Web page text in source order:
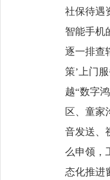
社保待遇
智能手机
逐一排查
策’上门
越“数字
区、童家
音发送、
么申领，
态化推进